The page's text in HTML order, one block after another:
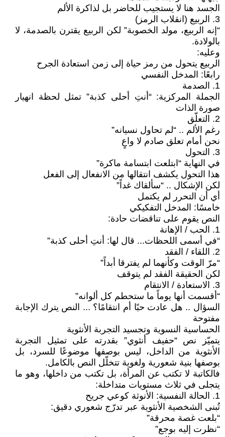
الجسد هنا لا يستجيب للحاضر بل لذاكرة الألم
3. الربيع (انقلاب الرمز)
“إنه الربيع، مولد الخصوبة” لكن الربيع يقترن بالصدمة، لا
بالولادة.
وعليه:
الربيع يتحول من رمز حياة إلى زمن استعادة الجرح
رابعًا: المدخل النفسي
1. الصدمة
الجملة المركزية: “أنتِ أحلى كذبة” تمثل لحظة انهيار
صورة الذات
2. التعلّق
رغم الألم .. “لم تحاول نسيانه”
نحن أمام تعلق صادم لا واعٍ
3. التحول
في النهاية “ابتلعت ابتسامة ماكرة”
هذا التحول يكشف انتقالها من الانفعال إلى الفعل
لكن الإشكال .. “سألقاك غداً”
أي أن التحرر لم يكتمل
خامسًا: المدخل التفكيكي
النص يقوم على تناقضات حادة:
1. الحب / الإهانة
“في أسمى اللحظات... قال لها: أنتِ أحلى كذبة”
2. اللقاء / الفقد
“مرّ الوقت وكأنهما لم يفترقا أبداً”
لكن الحقيقة الفقد لم يتوقف
3. الاستعادة / الانتقام
“أقسمت أنها يوماً ما ستحطم كل ألوانه”
السؤال .. هل عادت حبًا أم انتقامًا؟ ... النص يترك الإجابة
مفتوحة
الحساسية النسوية وتجسيد التجربة الأنثوية
يتميّز نص “حفيف أنثوي” بقدرته على تمثيل التجربة
الأنثوية من الداخل، ليس بوصفها موضوعًا للسرد، بل
بوصفها بنية شعورية ولغوية تتخلّل النص بالكامل.
فالكاتبة لا تكتب عن المرأة، بل تكتب من داخلها، وهو ما
يتجلى في ثلاث مستويات متداخلة:
1. الحالة النفسية: الأنوثة كوعي جريح
تُبنى الشخصية الأنثوية عبر تدرّج شعوري دقيق:
“بلعت غصة محرقة”
“نظرت إليه بوجع”